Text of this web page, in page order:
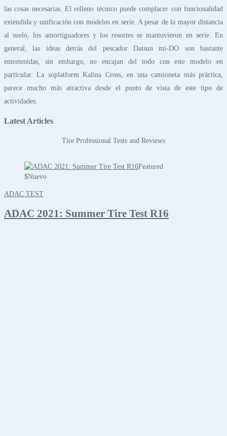
las cosas necesarias. El relleno técnico puede complacer con funcionalidad
extendida y unificación con modelos en serie. A pesar de la mayor distancia
al suelo, los amortiguadores y los resortes se mantuvieron en serie. En
general, las ideas detrás del pescador Datsun mi-DO son bastante
entretenidas, sin embargo, no encajan del todo con este modelo en
particular. La soplatform Kalina Cross, en una camioneta más práctica,
parece mucho más atractiva desde el punto de vista de este tipo de
actividades.
Latest Articles
Tire Professional Tests and Reviews
Featured
$Nuevo
ADAC TEST
ADAC 2021: Summer Tire Test R16